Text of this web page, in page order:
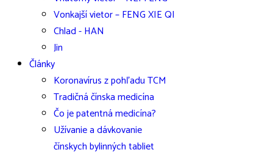
Vonkajší vietor – FENG XIE QI
Chlad - HAN
Jin
Články
Koronavírus z pohľadu TCM
Tradičná čínska medicína
Čo je patentná medicína?
Užívanie a dávkovanie
čínskych bylinných tabliet